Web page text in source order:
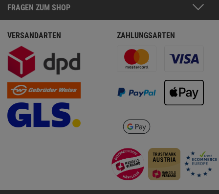
FRAGEN ZUM SHOP
VERSANDARTEN ZAHLUNGSARTEN